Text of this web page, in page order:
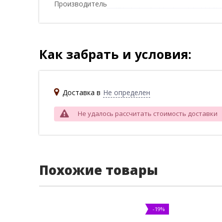
Производитель
Как забрать и условия:
Доставка в Не определен
Не удалось рассчитать стоимость доставки
Похожие товары
-19%